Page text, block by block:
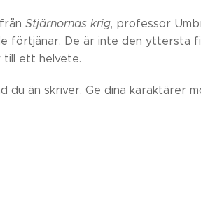
Stjärnornas krig, professor
förtjänar. De är inte den yttersta
till ett helvete.
du än skriver. Ge dina karaktärer